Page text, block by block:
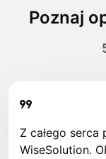
Poznaj
Z całego
WiseSolution.